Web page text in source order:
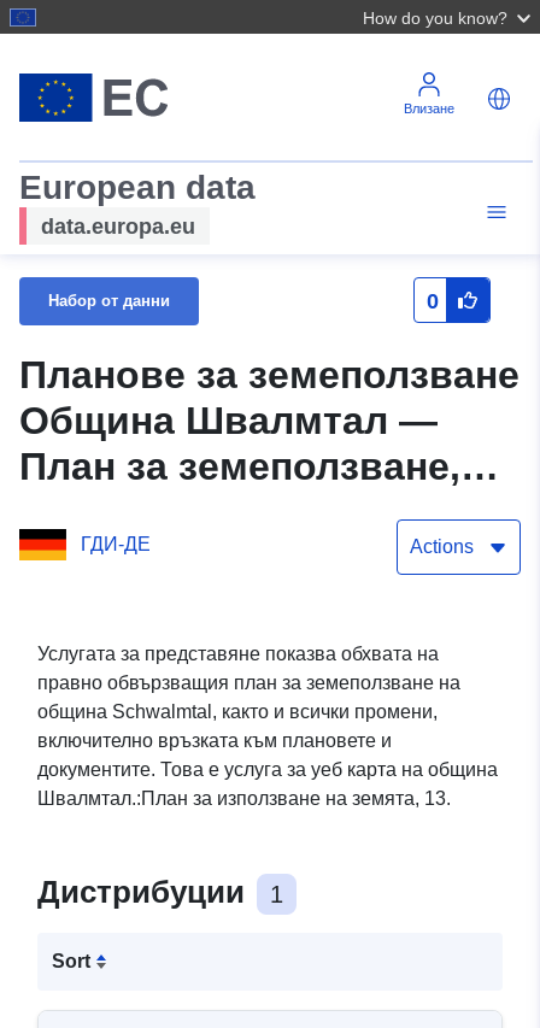
How do you know?
Влизане
European data
data.europa.eu
Набор от данни 0
Планове за земеползване
Община Швалмтал —
План за земеползване,
ГДИ-ДЕ Actions
Услугата за представяне показва обхвата на
правно обвързващия план за земеползване на
община Schwalmtal, както и всички промени,
включително връзката към плановете и
документите. Това е услуга за уеб карта на община
Швалмтал.:План за използване на земята, 13.
Дистрибуции 1
Sort